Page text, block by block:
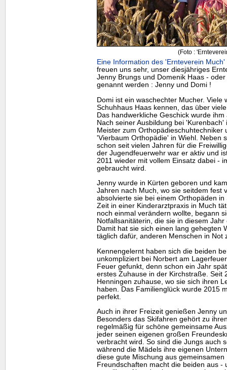
(Foto :
Eine Information des 'Ernteverein Much'
freuen uns sehr, unser diesjähriges
Jenny Brungs und Domenik Haas -
genannt werden : Jenny und Domi !
Domi ist ein waschechter Mucher. Viele
Schuhhaus Haas kennen, das über
Das handwerkliche Geschick wurde
Nach seiner Ausbildung bei
Meister zum Orthopädieschuhtechniker
'Vierbaum Orthopädie' in Wiehl. Neben
schon seit vielen Jahren für die
der Jugendfeuerwehr war er aktiv und
2011 wieder mit vollem Einsatz dabei -
gebraucht wird.
Jenny wurde in Kürten geboren und
Jahren nach Much, wo sie seitdem fest
absolvierte sie bei einem Orthopäden
Zeit in einer Kinderarztpraxis in Much
noch einmal verändern wollte, begann
Notfallsanitäterin, die sie in diesem
Damit hat sie sich einen lang gehegten
täglich dafür, anderen Menschen in Not
Kennengelernt haben sich die beiden
unkompliziert bei Norbert am
Feuer gefunkt, denn schon ein Jahr
erstes Zuhause in der Kirchstraße. Seit
Henningen zuhause, wo sie sich ihren
haben. Das Familienglück wurde 2015
perfekt.
Auch in ihrer Freizeit genießen Jenny
Besonders das Skifahren gehört zu
regelmäßig für schöne gemeinsame
jeder seinen eigenen großen
verbracht wird. So sind die Jungs auch
während die Mädels ihre eigenen
diese gute Mischung aus
Freundschaften macht die beiden aus -